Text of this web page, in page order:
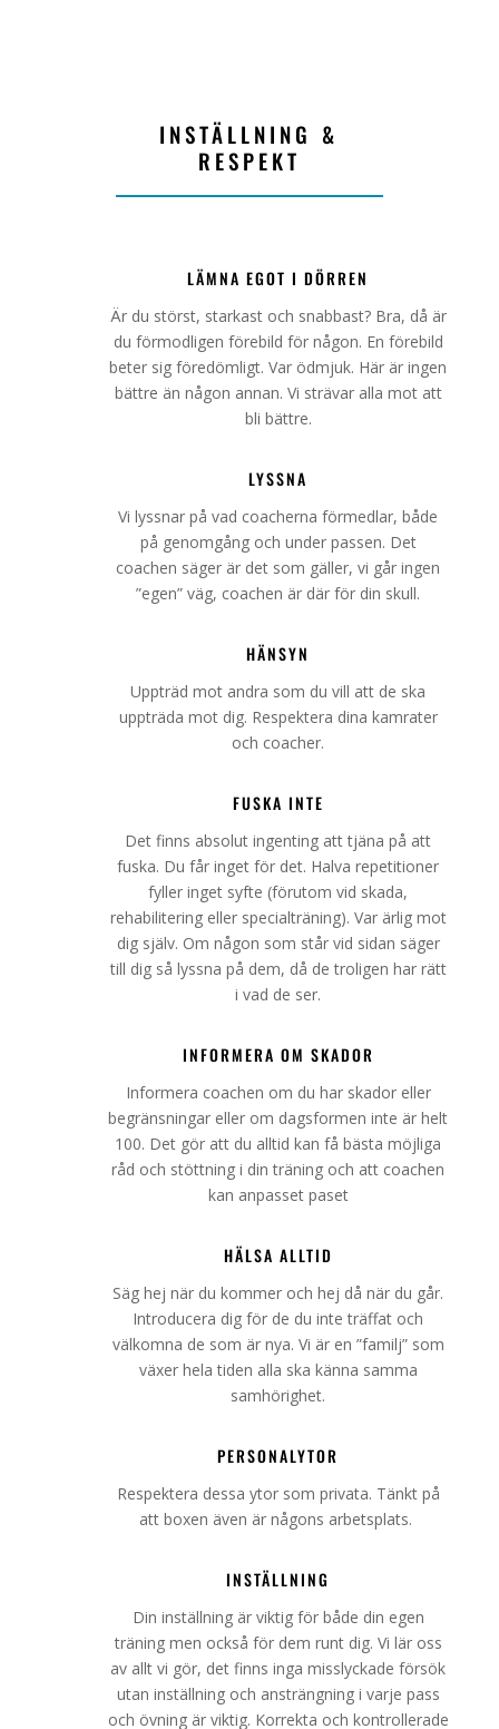
INSTÄLLNING &
RESPEKT
LÄMNA EGOT I DÖRREN
Är du störst, starkast och snabbast? Bra, då är
du förmodligen förebild för någon. En förebild
beter sig föredömligt. Var ödmjuk. Här är ingen
bättre än någon annan. Vi strävar alla mot att
bli bättre.
LYSSNA
Vi lyssnar på vad coacherna förmedlar, både
på genomgång och under passen. Det
coachen säger är det som gäller, vi går ingen
”egen” väg, coachen är där för din skull.
HÄNSYN
Uppträd mot andra som du vill att de ska
uppträda mot dig. Respektera dina kamrater
och coacher.
FUSKA INTE
Det finns absolut ingenting att tjäna på att
fuska. Du får inget för det. Halva repetitioner
fyller inget syfte (förutom vid skada,
rehabilitering eller specialträning). Var ärlig mot
dig själv. Om någon som står vid sidan säger
till dig så lyssna på dem, då de troligen har rätt
i vad de ser.
INFORMERA OM SKADOR
Informera coachen om du har skador eller
begränsningar eller om dagsformen inte är helt
100. Det gör att du alltid kan få bästa möjliga
råd och stöttning i din träning och att coachen
kan anpasset paset
HÄLSA ALLTID
Säg hej när du kommer och hej då när du går.
Introducera dig för de du inte träffat och
välkomna de som är nya. Vi är en ”familj” som
växer hela tiden alla ska känna samma
samhörighet.
PERSONALYTOR
Respektera dessa ytor som privata. Tänkt på
att boxen även är någons arbetsplats.
INSTÄLLNING
Din inställning är viktig för både din egen
träning men också för dem runt dig. Vi lär oss
av allt vi gör, det finns inga misslyckade försök
utan inställning och ansträngning i varje pass
och övning är viktig. Korrekta och kontrollerade